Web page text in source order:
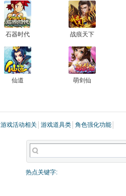
石器时代 战痕天下
仙道 萌剑仙
游戏活动相关 游戏道具类 角色强化功能
热点关键字: